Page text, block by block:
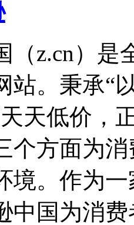
（z.cn）是
站。秉承“
天低价，
个方面为
境。作为
中国为消